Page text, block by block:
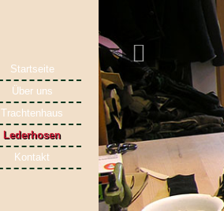
Startseite
Über uns
Trachtenhaus
Lederhosen
Kontakt